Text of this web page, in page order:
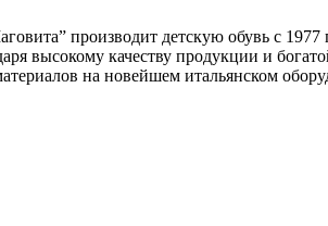
производит детскую обувь с
высокому качеству продукции и
на новейшем итальянском